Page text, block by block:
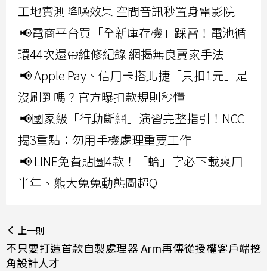
工地實測降噪效果 空間音訊秒置身電影院
📢電商平台買「全新庫存機」踩雷！電池循
環44次還帶維修紀錄 網揭無良賣家手法
📢 Apple Pay、信用卡搭北捷「只扣1元」是
沒刷到嗎？官方曝扣款規則秒懂
📢國家級「行動斷網」演習完整指引！NCC
揭3重點：勿用手機處理重要工作
📢 LINE免費貼圖4款！「蛤」字必下載爽用
半年、熊大兔兔動態圖超Q
上一則
不只要打造首款自製處理器 Arm再傳從授權客戶端挖
角設計人才